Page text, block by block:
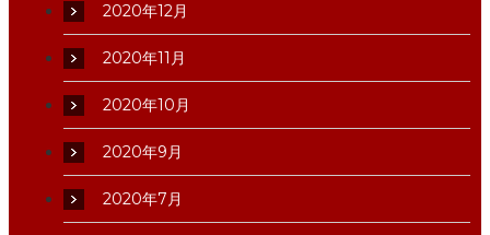
2020年12月
2020年11月
2020年10月
2020年9月
2020年7月